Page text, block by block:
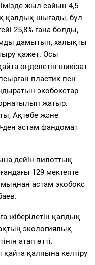
жыл сайын 4,5
қалдық шығады, бұл
25,8% ғана болды,
дамытып, халықты
қажет. Осы
өңделетін шикізат
пластик пен
экобокстар
жатыр.
Ақтөбе және
ден астам фандомат
дейін пилоттық
129 мектепте
астам экобокс
жіберілетін қалдық
экологиялық
атап өтті.
қалпына келтіру